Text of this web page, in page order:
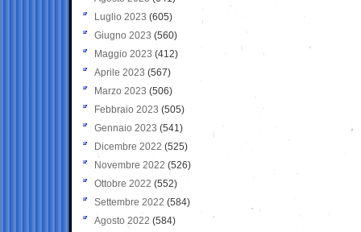
Luglio 2023 (605)
Giugno 2023 (560)
Maggio 2023 (412)
Aprile 2023 (567)
Marzo 2023 (506)
Febbraio 2023 (505)
Gennaio 2023 (541)
Dicembre 2022 (525)
Novembre 2022 (526)
Ottobre 2022 (552)
Settembre 2022 (584)
Agosto 2022 (584)